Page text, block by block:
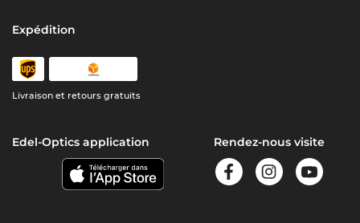
Expédition
Livraison et retours gratuits
Edel-Optics application Rendez-nous visite